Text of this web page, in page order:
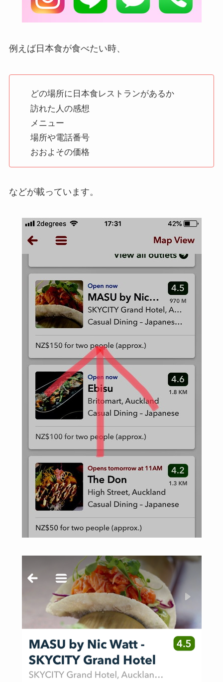
例えば日本食が食べたい時、
どの場所に日本食レストランがあるか
訪れた人の感想
メニュー
場所や電話番号
おおよその価格
などが載っています。